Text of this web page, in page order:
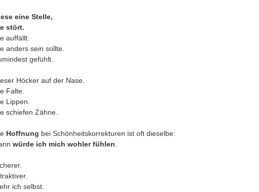
eine Stelle,
stört.
auffällt.
anders sein sollte.
gefühlt.
Höcker auf der Nase.
Falte.
Lippen.
schiefen Zähne.
Hoffnung bei Schönheitskorrekturen ist oft dieselbe:
würde ich mich wohler fühlen
ich selbst.